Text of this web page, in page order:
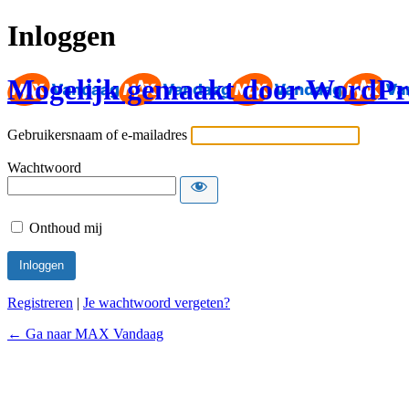
Inloggen
Mogelijk gemaakt door
Gebruikersnaam of e-mailadres
Wachtwoord
Onthoud mij
Registreren | Je wachtwoord vergeten?
← Ga naar MAX Vandaag